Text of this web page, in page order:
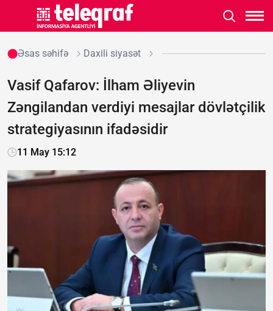
Əsas səhifə Daxili siyasət
Vasif Qafarov: İlham Əliyevin
Zəngilandan verdiyi mesajlar dövlətçilik
strategiyasının ifadəsidir
11 May 15:12